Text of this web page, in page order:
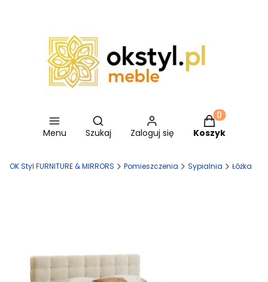
Menu
Otwórz wyszukiwarkę
Szukaj Zaloguj się
Produkty w
Koszyk
OK Styl FURNITURE & MIRRORS Pomieszczenia Sypialnia Łóżka